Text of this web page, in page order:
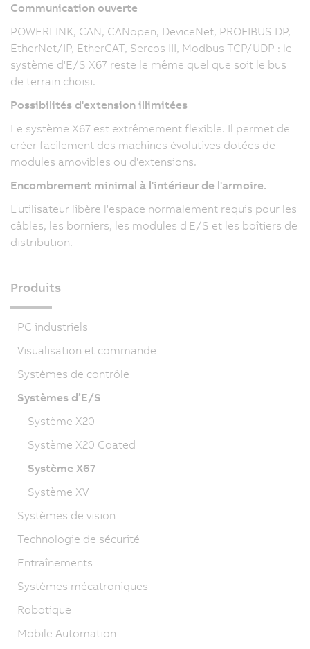
Communication ouverte
POWERLINK, CAN, CANopen, DeviceNet, PROFIBUS DP,
EtherNet/IP, EtherCAT, Sercos III, Modbus TCP/UDP : le
système d'E/S X67 reste le même quel que soit le bus
de terrain choisi.
Possibilités d'extension illimitées
Le système X67 est extrêmement flexible. Il permet de
créer facilement des machines évolutives dotées de
modules amovibles ou d'extensions.
Encombrement minimal à l'intérieur de l'armoire.
L'utilisateur libère l'espace normalement requis pour les
câbles, les borniers, les modules d'E/S et les boîtiers de
distribution.
Produits
PC industriels
Visualisation et commande
Systèmes de contrôle
Systèmes d’E/S
Système X20
Système X20 Coated
Système X67
Système XV
Systèmes de vision
Technologie de sécurité
Entraînements
Systèmes mécatroniques
Robotique
Mobile Automation